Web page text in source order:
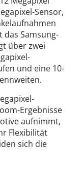
Sensor,
das Samsung-
über zwei
und eine 10-
Ergebnisse
aufnimmt,
Flexibilität
sich die